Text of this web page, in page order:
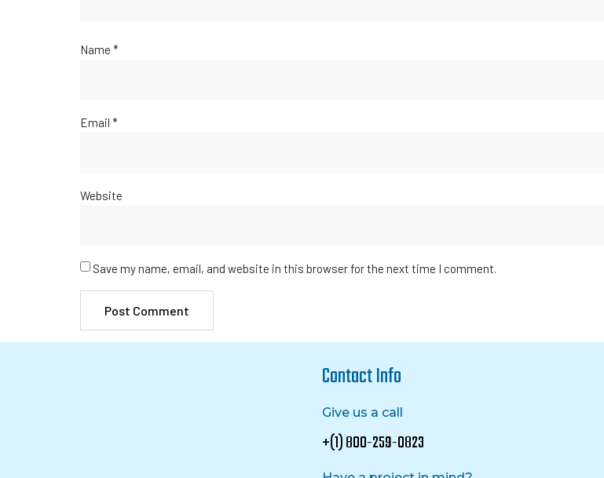
Name *
Email *
Website
Save my name, email, and website in this browser for the next time I comment.
Contact Info
Give us a call
+(1) 800-259-0823